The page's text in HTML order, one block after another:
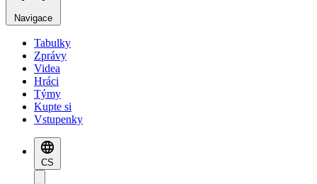
Navigace
Tabulky
Zprávy
Videa
Hráci
Týmy
Kupte si
Vstupenky
CS